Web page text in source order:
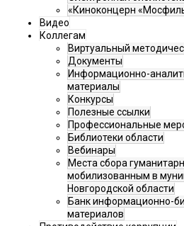
«Киноконцерн
Видео
Коллегам
Виртуальный
Документы
Информационно-
материалы
Конкурсы
Полезные ссылки
Профессиональные
Библиотеки области
Вебинары
Места сбора
мобилизованным в
Новгородской области
Банк информационно-
материалов